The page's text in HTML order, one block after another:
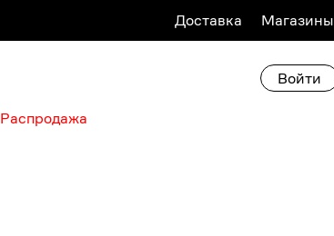
Доставка Магазины
Войти
Распродажа